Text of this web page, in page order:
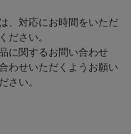
、対応にお時間をいただ
ださい。
に関するお問い合わせ
わせいただくようお願い
さい。